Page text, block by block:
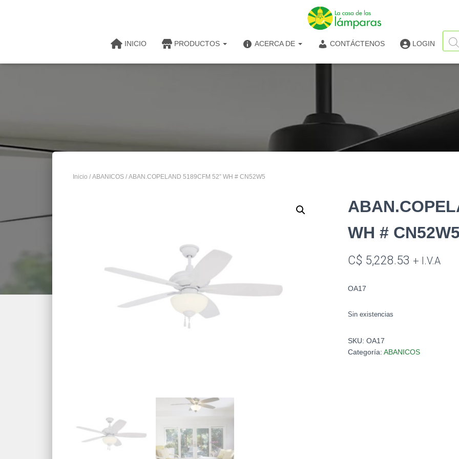
INICIO PRODUCTOS ACERCA DE CONTÁCTENOS LOGIN
de
Inicio / ABANICOS / ABAN.COPELAND 5189CFM 52” WH # CN52W5
WH #
C$ 5,228.53 + I.V.A
OA17
Sin existencias
SKU: OA17
Categoría: ABANICOS